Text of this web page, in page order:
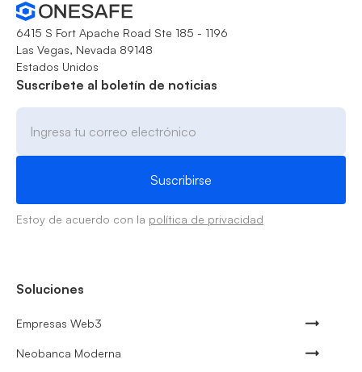
6415 S Fort Apache Road Ste 185 - 1196
Las Vegas, Nevada 89148
Estados Unidos
Suscríbete al boletín de noticias
Estoy de acuerdo con la política de privacidad
Soluciones
Empresas Web3
Neobanca Moderna